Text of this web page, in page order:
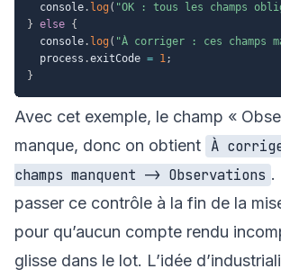
  console
. log ( "OK : tous les champs
} else {
  console
. log ( "À corriger : ces champs
  process
.exitCode = 1;
}
Avec cet exemple, le champ «
manque, donc on obtient À
champs manquent -> Observations .
passer ce contrôle à la fin de la
pour qu’aucun compte rendu
glisse dans le lot. L’idée